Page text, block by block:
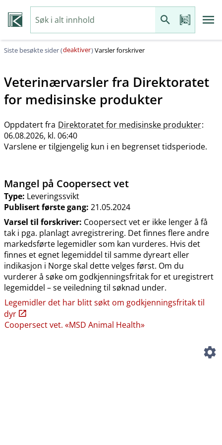
Siste besøkte sider (deaktiver)Varsler forskriver
Veterinærvarsler fra Direktoratet
for medisinske produkter
Oppdatert fra Direktoratet for medisinske produkter:
06.08.2026, kl. 06:40
Varslene er tilgjengelig kun i en begrenset tidsperiode.
Mangel på Coopersect vet
Type: Leveringssvikt
Publisert første gang: 21.05.2024
Varsel til forskriver: Coopersect vet er ikke lenger å få
tak i pga. planlagt avregistrering. Det finnes flere andre
markedsførte legemidler som kan vurderes. Hvis det
finnes et egnet legemiddel til samme dyreart eller
indikasjon i Norge skal dette velges først. Om du
vurderer å søke om godkjenningsfritak for et uregistrert
legemiddel – se veiledning til søknad under.
Legemidler det har blitt søkt om godkjenningsfritak til
dyr
Coopersect vet. «MSD Animal Health»